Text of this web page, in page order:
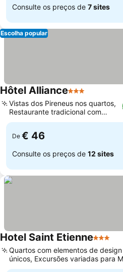
Consulte os preços de 7 sites
Escolha popular
Hôtel Alliance3 Estrelas
Vistas dos Pireneus nos quartos,
Restaurante tradicional com
buffet
De € 46
Consulte os preços de 12 sites
Hotel Saint Etienne3
Quartos com elementos de design
únicos, Excursões variadas para
Pyrénées